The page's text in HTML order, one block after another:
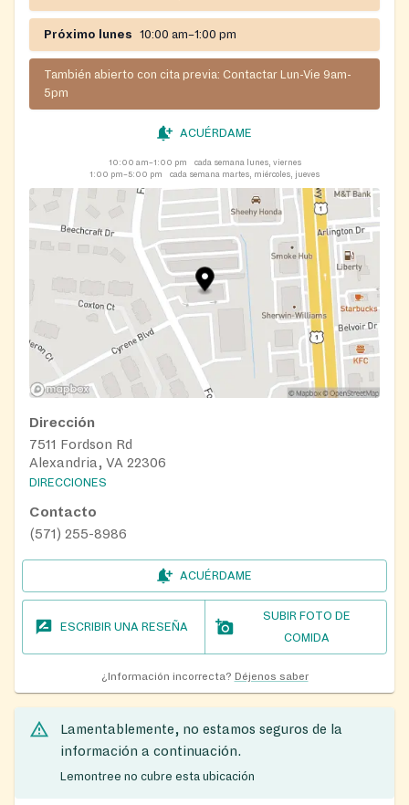
Próximo lunes 10:00 am–1:00 pm
También abierto con cita previa: Contactar Lun-Vie 9am-
5pm
ACUÉRDAME
10:00 am–1:00 pm
cada semana lunes, viernes
1:00 pm–5:00 pm
cada semana martes, miércoles, jueves
Dirección
7511 Fordson Rd
Alexandria, VA 22306
DIRECCIONES
Contacto
(571) 255-8986
ACUÉRDAME
ESCRIBIR UNA RESEÑA
SUBIR FOTO DE
COMIDA
¿Información incorrecta? Déjenos saber
Lamentablemente, no estamos seguros de la
información a continuación.
Lemontree no cubre esta ubicación